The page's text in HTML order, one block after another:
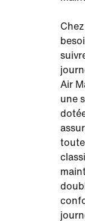
Air
une